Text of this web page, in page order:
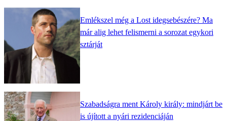
Emlékszel még a Lost idegsebészére? Ma
már alig lehet felismerni a sorozat egykori
sztárját
Szabadságra ment Károly király: mindjárt be
is újított a nyári rezidenciáján